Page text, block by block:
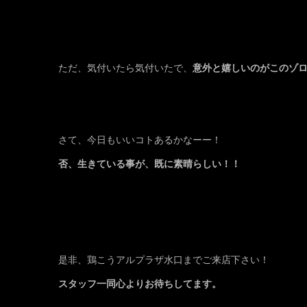
ただ、気付いたら気付いたで、 意外と嬉しいのがこのゾ
さて、今日もいいコトあるかなーー！
否、生きている事が、既に素晴らしい！！
是非、鶏こうアルプラザ水口までご来店下さい！
スタッフ一同心よりお待ちしてます。